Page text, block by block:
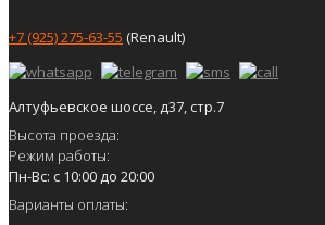
+7 (925) 275-63-55 (Renault)
Алтуфьевское шоссе, д37, стр.7
Высота проезда:
Режим работы:
Пн-Вс: с 10:00 до 20:00
Варианты оплаты: